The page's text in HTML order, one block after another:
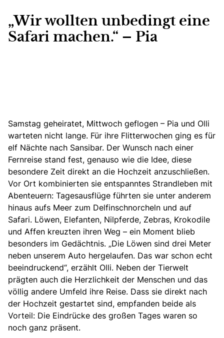
„Wir wollten unbedingt eine
Safari machen.“ – Pia
Samstag geheiratet, Mittwoch geflogen – Pia und Olli
warteten nicht lange. Für ihre Flitterwochen ging es für
elf Nächte nach Sansibar. Der Wunsch nach einer
Fernreise stand fest, genauso wie die Idee, diese
besondere Zeit direkt an die Hochzeit anzuschließen.
Vor Ort kombinierten sie entspanntes Strandleben mit
Abenteuern: Tagesausflüge führten sie unter anderem
hinaus aufs Meer zum Delfinschnorcheln und auf
Safari. Löwen, Elefanten, Nilpferde, Zebras, Krokodile
und Affen kreuzten ihren Weg – ein Moment blieb
besonders im Gedächtnis. „Die Löwen sind drei Meter
neben unserem Auto hergelaufen. Das war schon echt
beeindruckend“, erzählt Olli. Neben der Tierwelt
prägten auch die Herzlichkeit der Menschen und das
völlig andere Umfeld ihre Reise. Dass sie direkt nach
der Hochzeit gestartet sind, empfanden beide als
Vorteil: Die Eindrücke des großen Tages waren so
noch ganz präsent.